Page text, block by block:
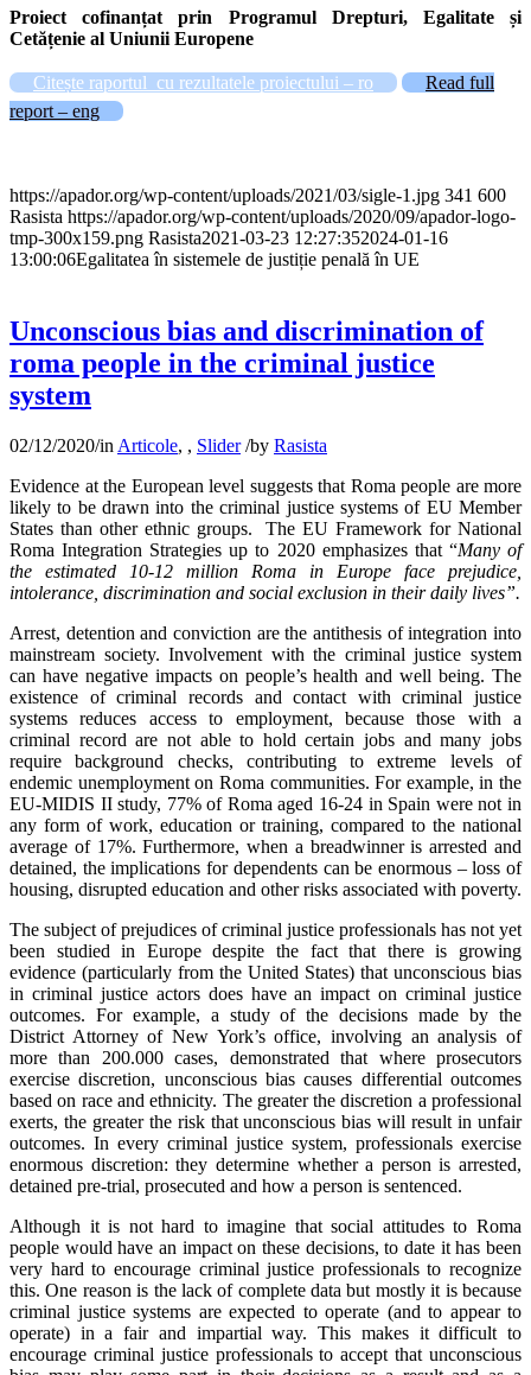
Proiect cofinanțat prin Programul Drepturi, Egalitate și
Cetățenie al Uniunii Europene
Citește raportul cu rezultatele proiectului – ro
Read full
report – eng
https://apador.org/wp-content/uploads/2021/03/sigle-1.jpg 341 600
Rasista https://apador.org/wp-content/uploads/2020/09/apador-logo-
tmp-300x159.png Rasista2021-03-23 12:27:352024-01-16
13:00:06Egalitatea în sistemele de justiție penală în UE
Unconscious bias and discrimination of
roma people in the criminal justice
system
02/12/2020/in Articole, , Slider /by Rasista
Evidence at the European level suggests that Roma people are more
likely to be drawn into the criminal justice systems of EU Member
States than other ethnic groups. The EU Framework for National
Roma Integration Strategies up to 2020 emphasizes that “Many of
the estimated 10-12 million Roma in Europe face prejudice,
intolerance, discrimination and social exclusion in their daily lives”.
Arrest, detention and conviction are the antithesis of integration into
mainstream society. Involvement with the criminal justice system
can have negative impacts on people’s health and well being. The
existence of criminal records and contact with criminal justice
systems reduces access to employment, because those with a
criminal record are not able to hold certain jobs and many jobs
require background checks, contributing to extreme levels of
endemic unemployment on Roma communities. For example, in the
EU-MIDIS II study, 77% of Roma aged 16-24 in Spain were not in
any form of work, education or training, compared to the national
average of 17%. Furthermore, when a breadwinner is arrested and
detained, the implications for dependents can be enormous – loss of
housing, disrupted education and other risks associated with poverty.
The subject of prejudices of criminal justice professionals has not yet
been studied in Europe despite the fact that there is growing
evidence (particularly from the United States) that unconscious bias
in criminal justice actors does have an impact on criminal justice
outcomes. For example, a study of the decisions made by the
District Attorney of New York’s office, involving an analysis of
more than 200.000 cases, demonstrated that where prosecutors
exercise discretion, unconscious bias causes differential outcomes
based on race and ethnicity. The greater the discretion a professional
exerts, the greater the risk that unconscious bias will result in unfair
outcomes. In every criminal justice system, professionals exercise
enormous discretion: they determine whether a person is arrested,
detained pre-trial, prosecuted and how a person is sentenced.
Although it is not hard to imagine that social attitudes to Roma
people would have an impact on these decisions, to date it has been
very hard to encourage criminal justice professionals to recognize
this. One reason is the lack of complete data but mostly it is because
criminal justice systems are expected to operate (and to appear to
operate) in a fair and impartial way. This makes it difficult to
encourage criminal justice professionals to accept that unconscious